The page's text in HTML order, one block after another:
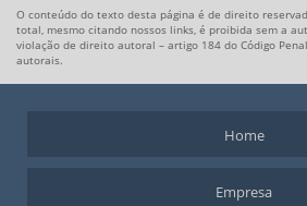
MOTORES ELÉTRICOS DE CORRENTE CONTÍNUA
SERVO DRIVE PRECISÃO
SERVO DRIVE PREÇO
O conteúdo do texto desta página é de direito
total, mesmo citando nossos links, é proibida sem a
violação de direito autoral – artigo 184 do Código
autorais.
Home
Empresa